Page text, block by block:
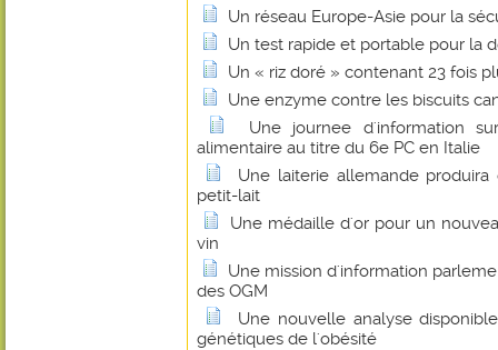
Un réseau Europe-Asie pour la
Un test rapide et portable pour la
Un « riz doré » contenant 23 fois
Une enzyme contre les biscuits
Une journee d'information
alimentaire au titre du 6e PC en Italie
Une laiterie allemande
petit-lait
Une médaille d'or pour un
vin
Une mission d'information
des OGM
Une nouvelle analyse
génétiques de l'obésité